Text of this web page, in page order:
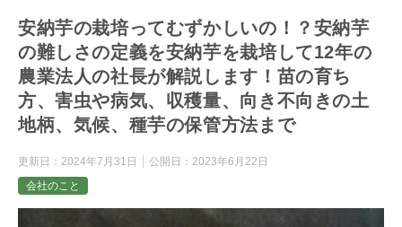
安納芋の栽培ってむずかしいの！？安納芋
の難しさの定義を安納芋を栽培して12年の
農業法人の社長が解説します！苗の育ち
方、害虫や病気、収穫量、向き不向きの土
地柄、気候、種芋の保管方法まで
更新日： 2024年7月31日 公開日： 2023年6月22日
会社のこと